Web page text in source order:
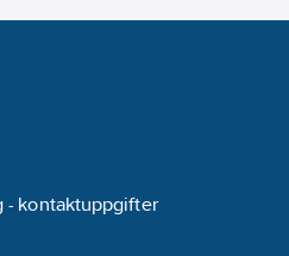
- kontaktuppgifter